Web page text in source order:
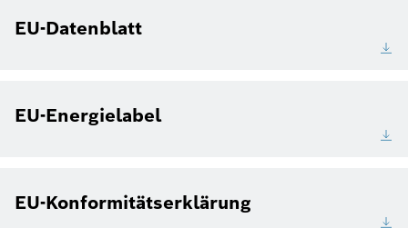
EU-Datenblatt
EU-Energielabel
EU-Konformitätserklärung